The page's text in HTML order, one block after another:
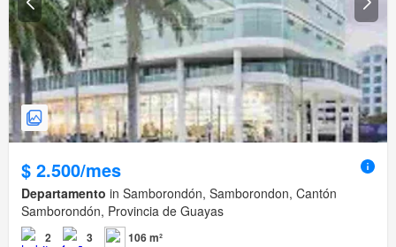
$ 2.500/mes
Departamento in Samborondón, Samborondon, Cantón
Samborondón, Provincia de Guayas
2 3 106 m²